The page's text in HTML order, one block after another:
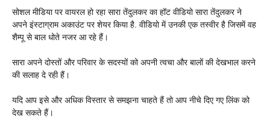
सोशल मीडिया पर वायरल हो रहा सारा तेंदुलकर का हॉट वीडियो सारा तेंदुलकर ने
अपने इंस्टाग्राम अकाउंट पर शेयर किया है. वीडियो में उनकी एक तस्वीर है जिसमें वह
शैम्पू से बाल धोते नजर आ रहे हैं।
सारा अपने दोस्तों और परिवार के सदस्यों को अपनी त्वचा और बालों की देखभाल करने
की सलाह दे रही हैं।
यदि आप इसे और अधिक विस्तार से समझना चाहते हैं तो आप नीचे दिए गए लिंक को
देख सकते हैं।